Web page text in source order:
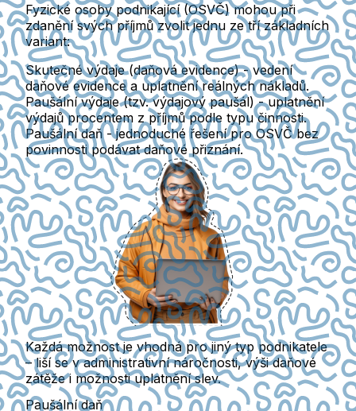
Fyzické osoby podnikající (OSVČ)mohou při
zdanění svých příjmů zvolit jednu ze tří základních
variant:
Skutečné výdaje (daňová evidence) -vedení
daňové evidence a uplatnění reálných nákladů.
Paušální výdaje (tzv. výdajový paušál) -uplatnění
výdajů procentem z příjmů podle typu činnosti.
Paušální daň -jednoduché řešení pro OSVČ bez
povinnosti podávat daňové přiznání.
Každá možnostje vhodná pro jiný typ podnikatele
– liší se v administrativní náročnosti, výši daňové
zátěže i možnosti uplatnění slev.
Paušální daň